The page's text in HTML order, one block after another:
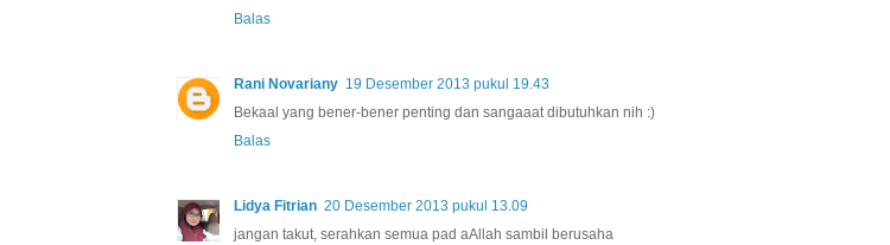
Balas
Rani Novariany 19 Desember 2013 pukul 19.43
Bekaal yang bener-bener penting dan sangaaat dibutuhkan nih :)
Balas
Lidya Fitrian 20 Desember 2013 pukul 13.09
jangan takut, serahkan semua pad aAllah sambil berusaha